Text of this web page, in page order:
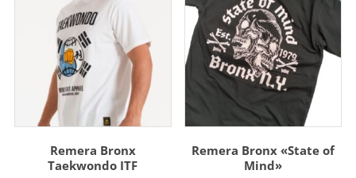
Remera Bronx
Taekwondo ITF
Remera Bronx «State of
Mind»